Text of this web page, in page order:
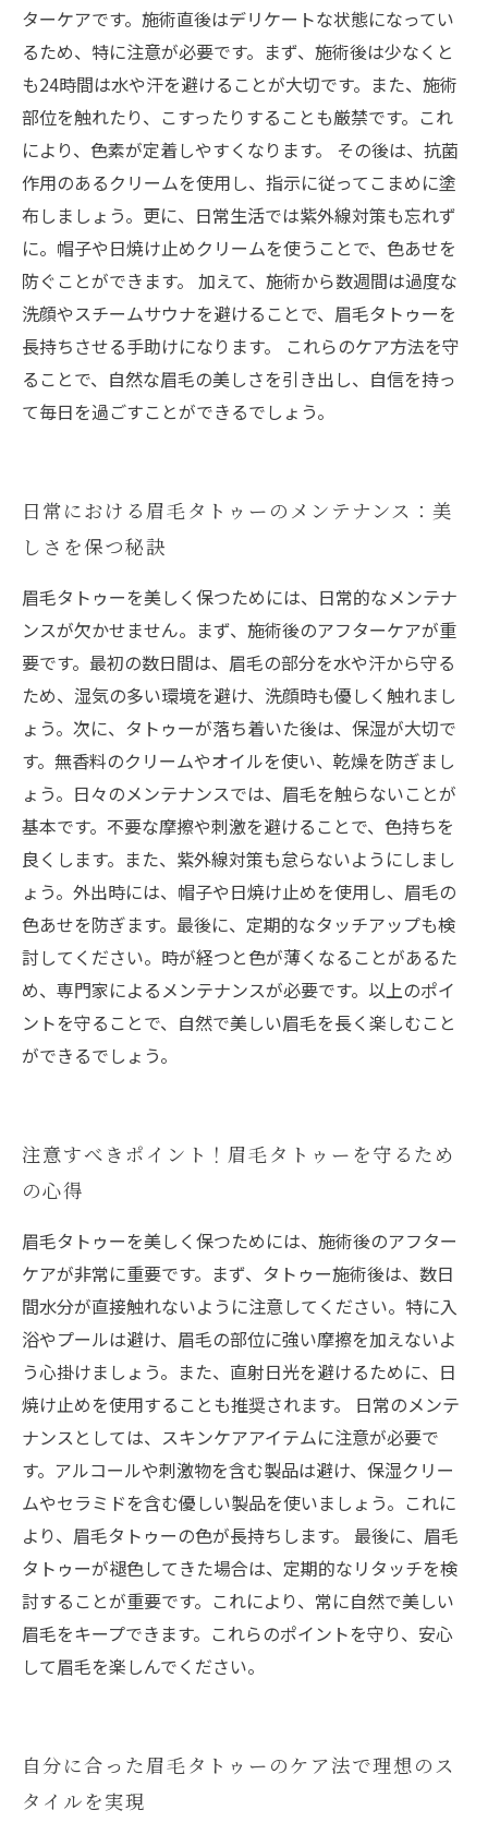
ターケアです。施術直後はデリケートな状態になってい
るため、特に注意が必要です。まず、施術後は少なくと
も24時間は水や汗を避けることが大切です。また、施術
部位を触れたり、こすったりすることも厳禁です。これ
により、色素が定着しやすくなります。 その後は、抗菌
作用のあるクリームを使用し、指示に従ってこまめに塗
布しましょう。更に、日常生活では紫外線対策も忘れず
に。帽子や日焼け止めクリームを使うことで、色あせを
防ぐことができます。 加えて、施術から数週間は過度な
洗顔やスチームサウナを避けることで、眉毛タトゥーを
長持ちさせる手助けになります。 これらのケア方法を守
ることで、自然な眉毛の美しさを引き出し、自信を持っ
て毎日を過ごすことができるでしょう。
日常における眉毛タトゥーのメンテナンス：美
しさを保つ秘訣
眉毛タトゥーを美しく保つためには、日常的なメンテナ
ンスが欠かせません。まず、施術後のアフターケアが重
要です。最初の数日間は、眉毛の部分を水や汗から守る
ため、湿気の多い環境を避け、洗顔時も優しく触れまし
ょう。次に、タトゥーが落ち着いた後は、保湿が大切で
す。無香料のクリームやオイルを使い、乾燥を防ぎまし
ょう。日々のメンテナンスでは、眉毛を触らないことが
基本です。不要な摩擦や刺激を避けることで、色持ちを
良くします。また、紫外線対策も怠らないようにしまし
ょう。外出時には、帽子や日焼け止めを使用し、眉毛の
色あせを防ぎます。最後に、定期的なタッチアップも検
討してください。時が経つと色が薄くなることがあるた
め、専門家によるメンテナンスが必要です。以上のポイ
ントを守ることで、自然で美しい眉毛を長く楽しむこと
ができるでしょう。
注意すべきポイント！眉毛タトゥーを守るため
の心得
眉毛タトゥーを美しく保つためには、施術後のアフター
ケアが非常に重要です。まず、タトゥー施術後は、数日
間水分が直接触れないように注意してください。特に入
浴やプールは避け、眉毛の部位に強い摩擦を加えないよ
う心掛けましょう。また、直射日光を避けるために、日
焼け止めを使用することも推奨されます。 日常のメンテ
ナンスとしては、スキンケアアイテムに注意が必要で
す。アルコールや刺激物を含む製品は避け、保湿クリー
ムやセラミドを含む優しい製品を使いましょう。これに
より、眉毛タトゥーの色が長持ちします。 最後に、眉毛
タトゥーが褪色してきた場合は、定期的なリタッチを検
討することが重要です。これにより、常に自然で美しい
眉毛をキープできます。これらのポイントを守り、安心
して眉毛を楽しんでください。
自分に合った眉毛タトゥーのケア法で理想のス
タイルを実現